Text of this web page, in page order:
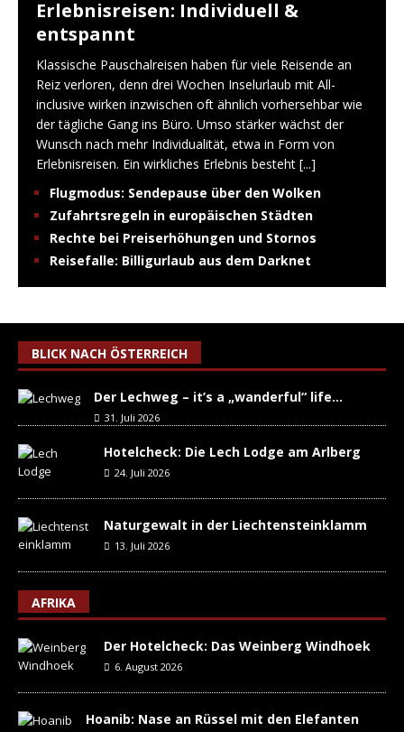
Erlebnisreisen: Individuell &
entspannt
Klassische Pauschalreisen haben für viele Reisende an
Reiz verloren, denn drei Wochen Inselurlaub mit All-
inclusive wirken inzwischen oft ähnlich vorhersehbar wie
der tägliche Gang ins Büro. Umso stärker wächst der
Wunsch nach mehr Individualität, etwa in Form von
Erlebnisreisen. Ein wirkliches Erlebnis besteht [...]
Flugmodus: Sendepause über den Wolken
Zufahrtsregeln in europäischen Städten
Rechte bei Preiserhöhungen und Stornos
Reisefalle: Billigurlaub aus dem Darknet
BLICK NACH ÖSTERREICH
Der Lechweg – it’s a „wanderful“ life…
31. Juli 2026
Hotelcheck: Die Lech Lodge am Arlberg
24. Juli 2026
Naturgewalt in der Liechtensteinklamm
13. Juli 2026
AFRIKA
Der Hotelcheck: Das Weinberg Windhoek
6. August 2026
Hoanib: Nase an Rüssel mit den Elefanten